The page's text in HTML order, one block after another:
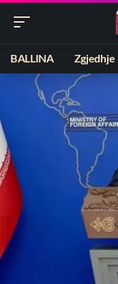
BALLINA Zgjedhje